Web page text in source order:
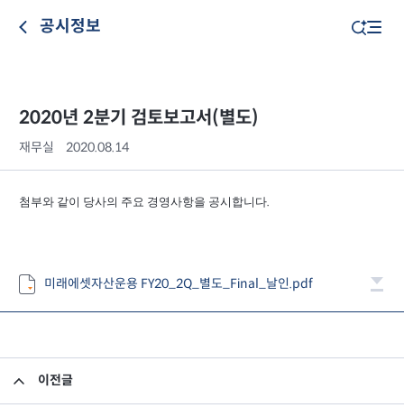
공시정보
2020년 2분기 검토보고서(별도)
재무실 2020.08.14
첨부와 같이 당사의 주요 경영사항을 공시합니다.
미래에셋자산운용 FY20_2Q_별도_Final_날인.pdf
이전글